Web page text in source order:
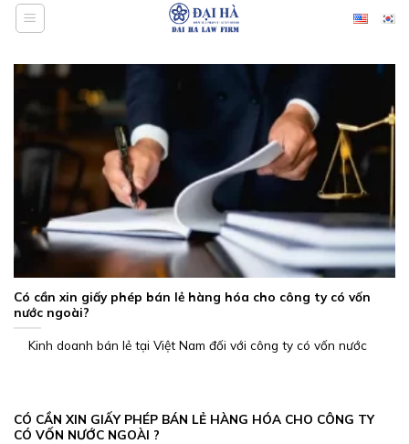
Bỏ
qua
dung
Có cần xin giấy phép bán lẻ hàng hóa cho công ty có vốn
nước ngoài?
Kinh doanh bán lẻ tại Việt Nam đối với công ty có vốn nước
CÓ CẦN XIN GIẤY PHÉP BÁN LẺ HÀNG HÓA CHO CÔNG TY
CÓ VỐN NƯỚC NGOÀI ?